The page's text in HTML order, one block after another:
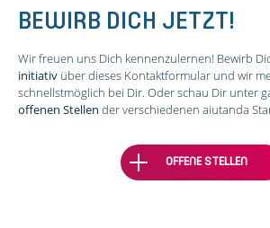
BEWIRB DICH JETZT!
Wir freuen uns Dich kennenzulernen! Bewirb
initiativ über dieses Kontaktformular und wir
schnellstmöglich bei Dir. Oder schau Dir unter
offenen Stellen der verschiedenen aiutanda
OFFENE STELLEN